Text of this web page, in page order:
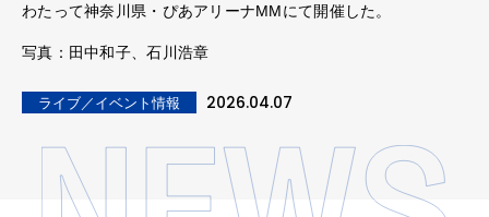
わたって神奈川県・ぴあアリーナMMにて開催した。
写真：田中和子、石川浩章
ライブ／イベント情報 2026.04.07